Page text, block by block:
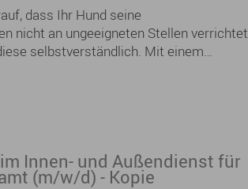
dass Ihr Hund seine
nicht an ungeeigneten Stellen verrichtet
selbstverständlich. Mit einem
Verhalten leisten Sie einen wichtigen
und angenehmen Ortsbild – zum
Innen- und Außendienst für
(m/w/d) - Kopie